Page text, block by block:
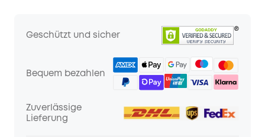
Geschützt und sicher
Bequem bezahlen
Zuverlässige
Lieferung